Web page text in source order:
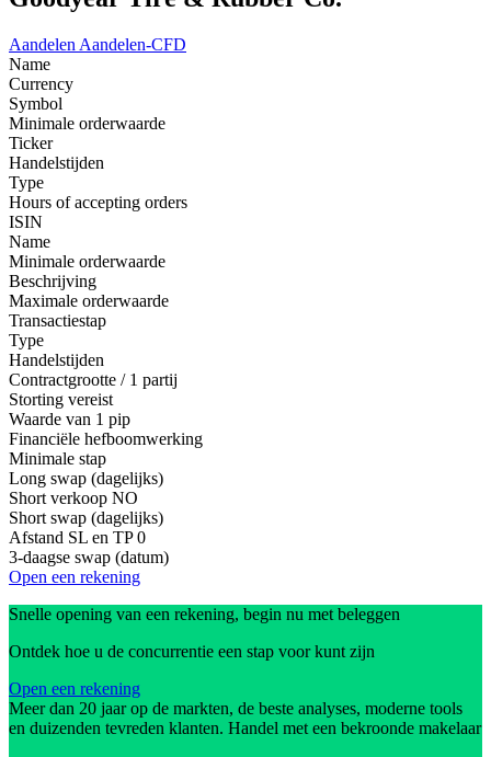
Aandelen Aandelen-CFD
Name
Currency
Symbol
Minimale orderwaarde
Ticker
Handelstijden
Type
Hours of accepting orders
ISIN
Name
Minimale orderwaarde
Beschrijving
Maximale orderwaarde
Transactiestap
Type
Handelstijden
Contractgrootte / 1 partij
Storting vereist
Waarde van 1 pip
Financiële hefboomwerking
Minimale stap
Long swap (dagelijks)
Short verkoop NO
Short swap (dagelijks)
Afstand SL en TP 0
3-daagse swap (datum)
Open een rekening
Snelle opening van een rekening, begin nu met beleggen
Ontdek hoe u de concurrentie een stap voor kunt zijn
Open een rekening
Meer dan 20 jaar op de markten, de beste analyses, moderne tools
en duizenden tevreden klanten. Handel met een bekroonde makelaar